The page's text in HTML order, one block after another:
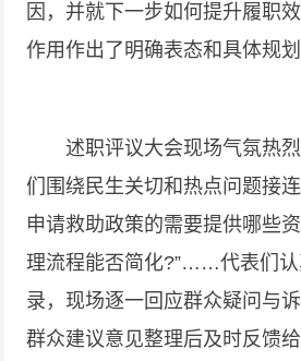
因，并就下一步如何提升履职
作用作出了明确表态和具体规划
述职评议大会现场气氛热烈
们围绕民生关切和热点问题接
申请救助政策的需要提供哪些
理流程能否简化?”……代表们
录，现场逐一回应群众疑问与
群众建议意见整理后及时反馈